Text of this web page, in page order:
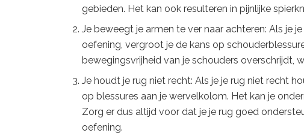
gebieden. Het kan ook resulteren in pijnlijke
Je beweegt je armen te ver naar achteren: Als je
oefening, vergroot je de kans op
bewegingsvrijheid van je schouders overschrijdt,
Je houdt je rug niet recht: Als je je rug niet recht
op blessures aan je wervelkolom. Het kan je
Zorg er dus altijd voor dat je je rug goed
oefening.